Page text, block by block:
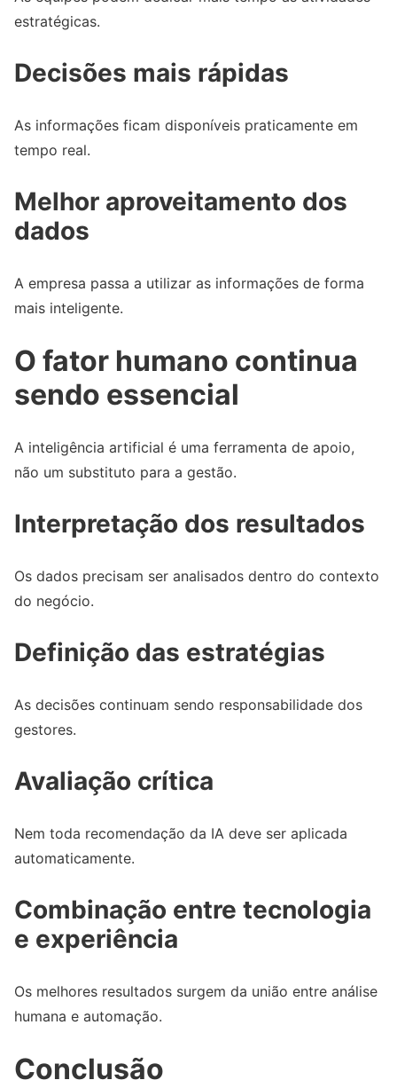
estratégicas.
Decisões mais rápidas
As informações ficam disponíveis praticamente em
tempo real.
Melhor aproveitamento dos
dados
A empresa passa a utilizar as informações de forma
mais inteligente.
O fator humano continua
sendo essencial
A inteligência artificial é uma ferramenta de apoio,
não um substituto para a gestão.
Interpretação dos resultados
Os dados precisam ser analisados dentro do contexto
do negócio.
Definição das estratégias
As decisões continuam sendo responsabilidade dos
gestores.
Avaliação crítica
Nem toda recomendação da IA deve ser aplicada
automaticamente.
Combinação entre tecnologia
e experiência
Os melhores resultados surgem da união entre análise
humana e automação.
Conclusão